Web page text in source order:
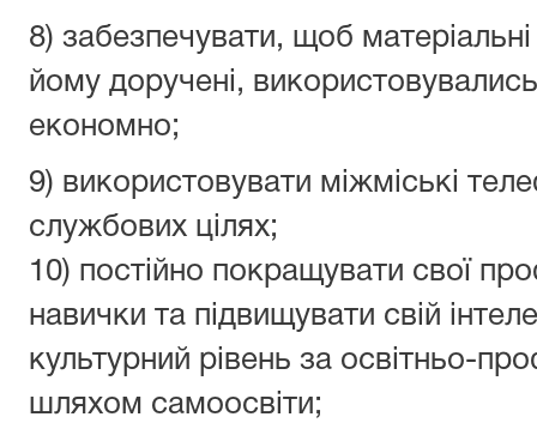
8) забезпечувати, щоб
йому доручені,
економно;
9) використовувати міжміські
службових цілях;
10) постійно покращувати свої
навички та підвищувати свій
культурний рівень за освітньо-
шляхом самоосвіти;